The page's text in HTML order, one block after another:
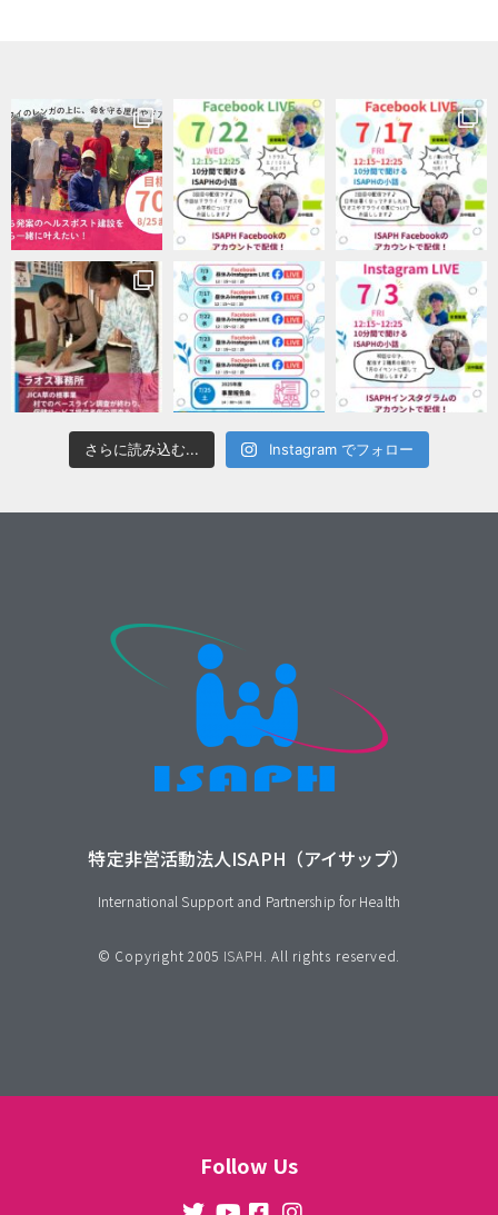
さらに読み込む... Instagram でフォロー
特定非営活動法人ISAPH（アイサップ）
International Support and Partnership for Health
© Copyright 2005 ISAPH . All rights reserved.
Follow Us